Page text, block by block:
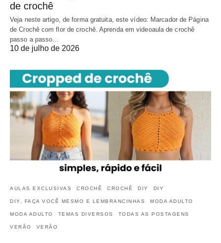
de crochê
Veja neste artigo, de forma gratuita, este vídeo: Marcador de Página
de Crochê com flor de crochê. Aprenda em videoaula de crochê
passo a passo…
10 de julho de 2026
AULAS EXCLUSIVAS CROCHÊ CROCHÊ DIY DIY
DIY, FAÇA VOCÊ MESMO E LEMBRANCINHAS MODA ADULTO
MODA ADULTO TEMAS DIVERSOS TODAS AS POSTAGENS
VERÃO VERÃO